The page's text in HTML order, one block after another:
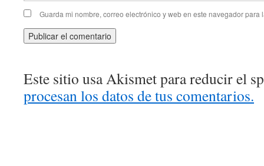
Guarda mi nombre, correo electrónico y web en este navegador para
Este sitio usa Akismet para reducir el
procesan los datos de tus comentarios.